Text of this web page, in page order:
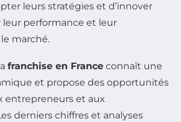
leurs stratégies et d’innover
performance et leur
marché.
franchise en France connaît une
et propose des opportunités
entrepreneurs et aux
derniers chiffres et analyses